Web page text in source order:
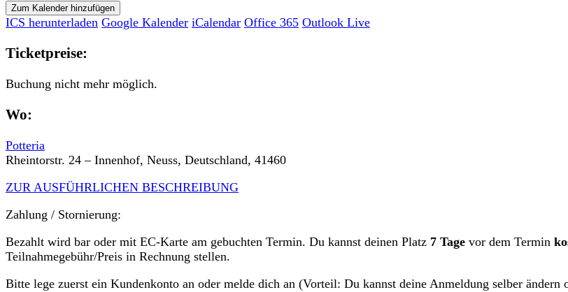
Zum Kalender hinzufügen
ICS herunterladen Google Kalender iCalendar Office 365 Outlook Live
Ticketpreise:
Buchung nicht mehr möglich.
Wo:
Potteria
Rheintorstr. 24 – Innenhof, Neuss, Deutschland, 41460
ZUR AUSFÜHRLICHEN BESCHREIBUNG
Zahlung / Stornierung:
Bezahlt wird bar oder mit EC-Karte am gebuchten Termin. Du kannst deinen Platz 7 Tage vor dem Termin
Teilnahmegebühr/Preis in Rechnung stellen.
Bitte lege zuerst ein Kundenkonto an oder melde dich an (Vorteil: Du kannst deine Anmeldung selber ändern